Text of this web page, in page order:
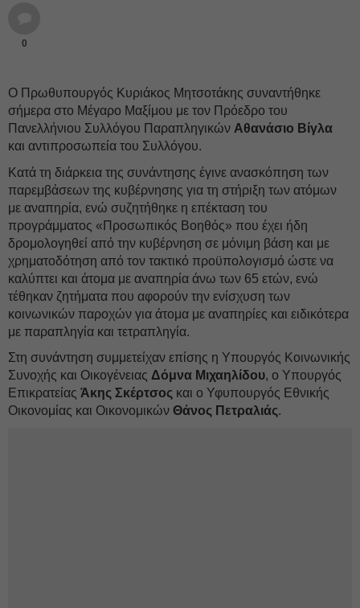
0
Ο Πρωθυπουργός Κυριάκος Μητσοτάκης συναντήθηκε
σήμερα στο Μέγαρο Μαξίμου με τον Πρόεδρο του
Πανελλήνιου Συλλόγου Παραπληγικών Αθανάσιο Βίγλα
και αντιπροσωπεία του Συλλόγου.
Κατά τη διάρκεια της συνάντησης έγινε ανασκόπηση των
παρεμβάσεων της κυβέρνησης για τη στήριξη των ατόμων
με αναπηρία, ενώ συζητήθηκε η επέκταση του
προγράμματος «Προσωπικός Βοηθός» που έχει ήδη
δρομολογηθεί από την κυβέρνηση σε μόνιμη βάση και με
χρηματοδότηση από τον τακτικό προϋπολογισμό ώστε να
καλύπτει και άτομα με αναπηρία άνω των 65 ετών, ενώ
τέθηκαν ζητήματα που αφορούν την ενίσχυση των
κοινωνικών παροχών για άτομα με αναπηρίες και ειδικότερα
με παραπληγία και τετραπληγία.
Στη συνάντηση συμμετείχαν επίσης η Υπουργός Κοινωνικής
Συνοχής και Οικογένειας Δόμνα Μιχαηλίδου, ο Υπουργός
Επικρατείας Άκης Σκέρτσος και ο Υφυπουργός Εθνικής
Οικονομίας και Οικονομικών Θάνος Πετραλιάς.